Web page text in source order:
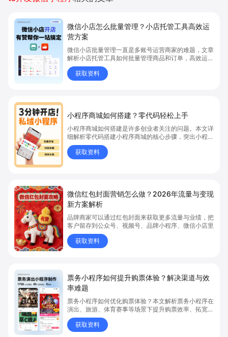
微信小店怎么批量管理？小店托管工具高效运
营方案
微信小店批量管理一直是多账号运营商家的难题，文章
解析小店托管工具如何批量管理商品和订单，高效运营
多账号微信小店。通过智能同步、AI运营托管和丰富营
销玩法，全面提升门店管理效率。点击了解微信小店批
量管理、高效托管的实用方案！
获取资料
小程序商城如何搭建？零代码轻松上手
小程序商城如何搭建是许多创业者关注的问题。本文详
细解析零代码搭建小程序商城的核心步骤，突出小程序
商城、商城搭建与零代码开店优势，帮助你轻松实现商
品上架、全渠道销售及高效会员运营，快速开启线上卖
货新模式。点击获取详细操作指南！
获取资料
微信红包封面营销怎么做？2026年流量与变现
新方案解析
品牌商家可以通过红包封面来获取更多流量与业绩，把
客户留存到公众号、视频号、品牌小程序、微信小店里
获取资料
票务小程序如何提升购票体验？解决渠道与效
率难题
票务小程序如何优化购票体验？本文解析票务小程序在
演出、旅游、体育赛事等场景下提升购票效率、拓宽销
售渠道、实现会员精准营销的具体方式。关键词包括
“票务小程序”、“购票体验”、“购票效率”。
获取资料